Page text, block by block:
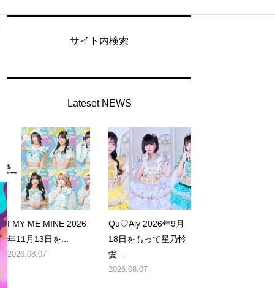
サイト内検索
Lateset NEWS
I MY ME MINE 2026
年11月13日を...
2026.08.07
Qu♡Aly 2026年9月
18日をもって星乃怜
愛...
2026.08.07